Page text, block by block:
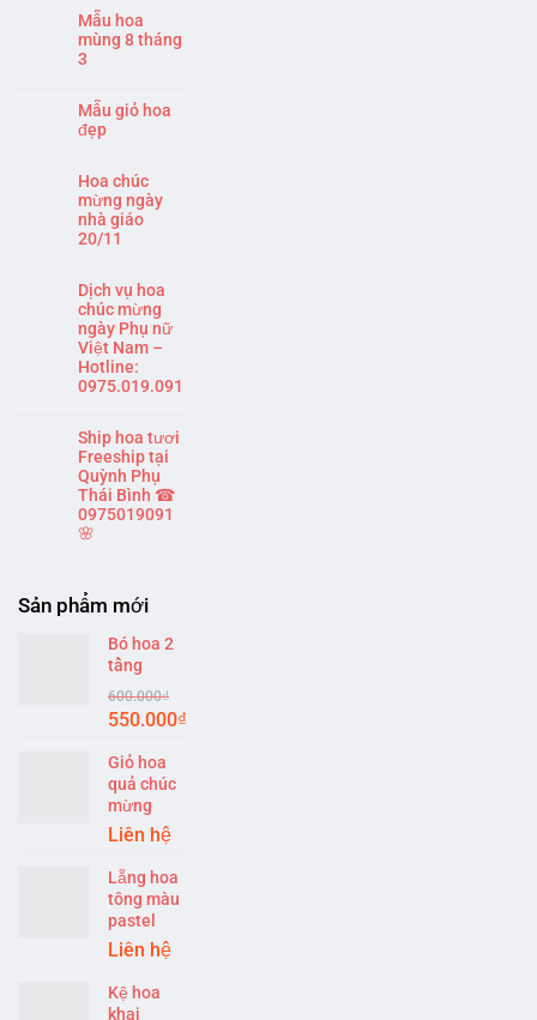
Mẫu hoa
mùng 8 tháng
3
Mẫu giỏ hoa
đẹp
Hoa chúc
mừng ngày
nhà giáo
20/11
Dịch vụ hoa
chúc mừng
ngày Phụ nữ
Việt Nam –
Hotline:
0975.019.091
Ship hoa tươi
Freeship tại
Quỳnh Phụ
Thái Bình ☎
0975019091
🌸
Sản phẩm mới
Bó hoa 2
tầng
600.000₫
Original
was:
600.000₫.
550.000₫
Giỏ hoa
quả chúc
mừng
Liên hệ
Lẵng hoa
tông màu
pastel
Liên hệ
Kệ hoa
khai